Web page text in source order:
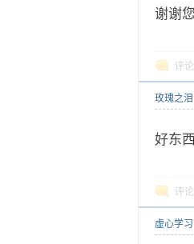
谢谢
评论
玫瑰之泪
好东
评论
虚心学习